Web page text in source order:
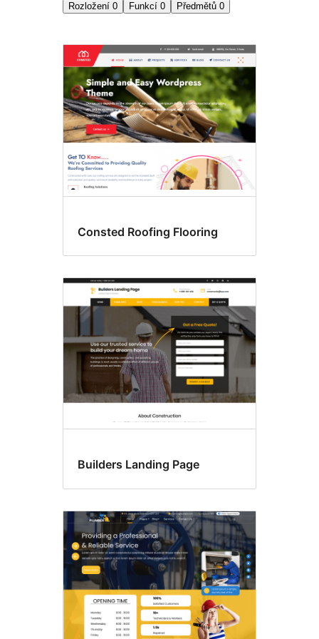
Rozložení 0 Funkcí 0 Předmětů 0
Výsledky
hledání
Consted Roofing Flooring
Builders Landing Page